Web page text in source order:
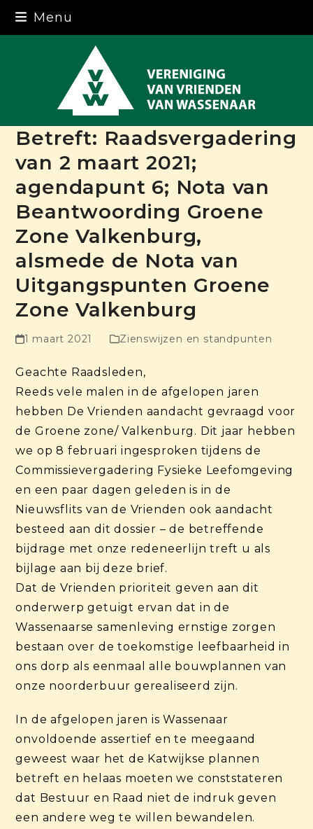
Skip
Menu
Betreft: Raadsvergadering
van 2 maart 2021;
agendapunt 6; Nota van
Beantwoording Groene
Zone Valkenburg,
alsmede de Nota van
Uitgangspunten Groene
Zone Valkenburg
1 maart 2021 Zienswijzen en standpunten
Geachte Raadsleden,
Reeds vele malen in de afgelopen jaren
hebben De Vrienden aandacht gevraagd voor
de Groene zone/ Valkenburg. Dit jaar hebben
we op 8 februari ingesproken tijdens de
Commissievergadering Fysieke Leefomgeving
en een paar dagen geleden is in de
Nieuwsflits van de Vrienden ook aandacht
besteed aan dit dossier – de betreffende
bijdrage met onze redeneerlijn treft u als
bijlage aan bij deze brief.
Dat de Vrienden prioriteit geven aan dit
onderwerp getuigt ervan dat in de
Wassenaarse samenleving ernstige zorgen
bestaan over de toekomstige leefbaarheid in
ons dorp als eenmaal alle bouwplannen van
onze noorderbuur gerealiseerd zijn.
In de afgelopen jaren is Wassenaar
onvoldoende assertief en te meegaand
geweest waar het de Katwijkse plannen
betreft en helaas moeten we conststateren
dat Bestuur en Raad niet de indruk geven
een andere weg te willen bewandelen.